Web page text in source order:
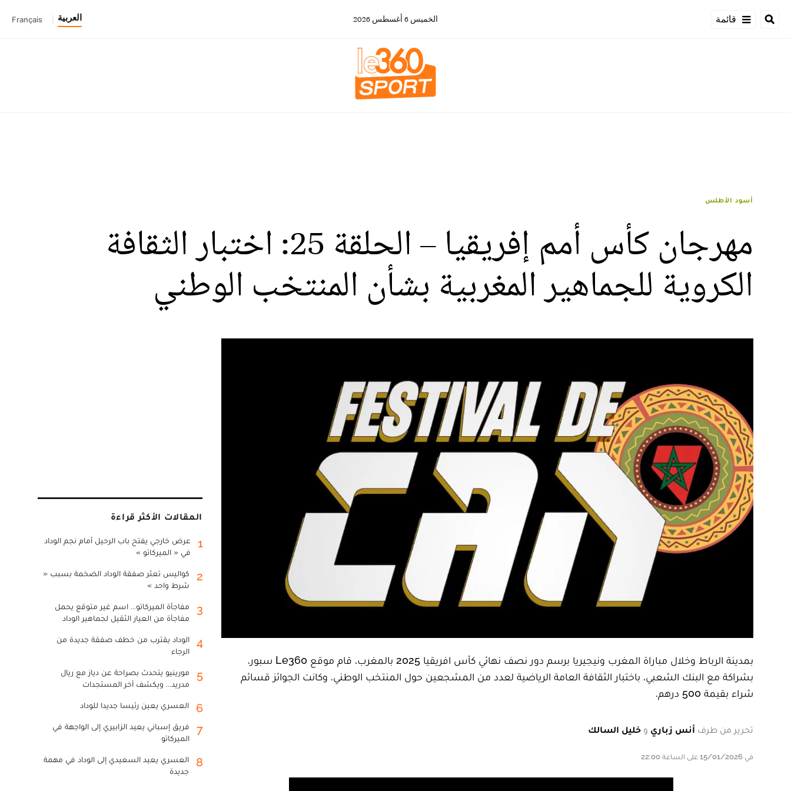
قائمة الخميس 6 أغسطس 2026 العربية Français
أسود الأطلس
مهرجان كأس أمم إفريقيا – الحلقة 25: اختبار الثقافة
الكروية للجماهير المغربية بشأن المنتخب الوطني
بمدينة الرباط وخلال مباراة المغرب ونيجيريا برسم دور نصف نهائي كأس افريقيا 2025 بالمغرب، قام موقع Le360 سبور،
بشراكة مع البنك الشعبي، باختبار الثقافة العامة الرياضية لعدد من المشجعين حول المنتخب الوطني. وكانت الجوائز قسائم
شراء بقيمة 500 درهم.
تحرير من طرف أنس زباري و خليل السالك
في 15/01/2026 على الساعة 22:00
المقالات الأكثر قراءة
1
عرض خارجي يفتح باب الرحيل أمام نجم الوداد
في « الميركاتو »
2
كواليس تعثر صفقة الوداد الضخمة بسبب «
شرط واحد »
3
مفاجأة الميركاتو... اسم غير متوقع يحمل
مفاجأة من العيار الثقيل لجماهير الوداد
4
الوداد يقترب من خطف صفقة جديدة من
الرجاء
5
مورينيو يتحدث بصراحة عن دياز مع ريال
مدريد... ويكشف آخر المستجدات
6 العسري يعين رئيسا جديدا للوداد
7
فريق إسباني يعيد الزابيري إلى الواجهة في
الميركاتو
8
العسري يعيد السعيدي إلى الوداد في مهمة
جديدة